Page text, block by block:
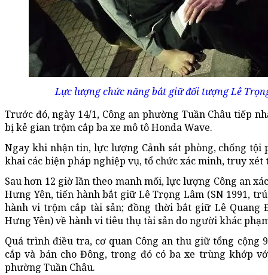
Lực lượng chức năng bắt giữ đối tượng Lê
Trước đó, ngày 14/1, Công an phường Tuần Châu tiếp
bị kẻ gian trộm cắp ba xe mô tô Honda Wave.
Ngay khi nhận tin, lực lượng Cảnh sát phòng, chống
khai các biện pháp nghiệp vụ, tổ chức xác minh, truy
Sau hơn 12 giờ lần theo manh mối, lực lượng Công an
Hưng Yên, tiến hành bắt giữ Lê Trọng Lâm (SN 1991,
hành vi trộm cắp tài sản; đồng thời bắt giữ Lê Quang
Hưng Yên) về hành vi tiêu thụ tài sản do người khác
Quá trình điều tra, cơ quan Công an thu giữ tổng cộng
cắp và bán cho Đông, trong đó có ba xe trùng khớp
phường Tuần Châu.